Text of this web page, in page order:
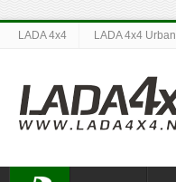
LADA 4x4 LADA 4x4 Urban